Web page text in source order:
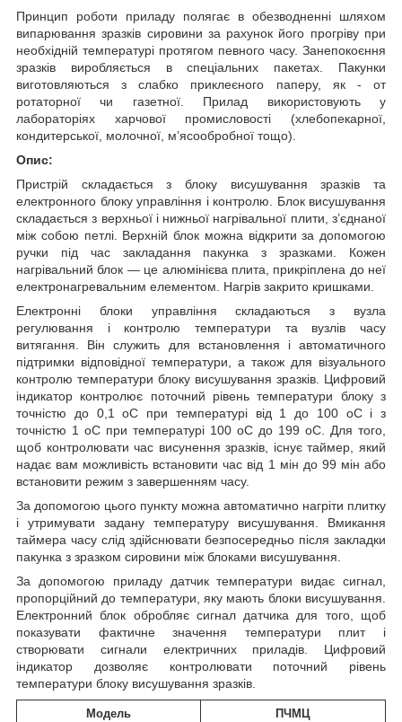
Принцип роботи приладу полягає в обезводненні шляхом
випарювання зразків сировини за рахунок його прогріву при
необхідній температурі протягом певного часу. Занепокоєння
зразків виробляється в спеціальних пакетах. Пакунки
виготовляються з слабко приклеєного паперу, як - от
ротаторної чи газетної. Прилад використовують у
лабораторіях харчової промисловості (хлебопекарної,
кондитерської, молочної, м’ясообробної тощо).
Опис:
Пристрій складається з блоку висушування зразків та
електронного блоку управління і контролю. Блок висушування
складається з верхньої і нижньої нагрівальної плити, з’єднаної
між собою петлі. Верхній блок можна відкрити за допомогою
ручки під час закладання пакунка з зразками. Кожен
нагрівальний блок — це алюмінієва плита, прикріплена до неї
електронагревальним елементом. Нагрів закрито кришками.
Електронні блоки управління складаються з вузла
регулювання і контролю температури та вузлів часу
витягання. Він служить для встановлення і автоматичного
підтримки відповідної температури, а також для візуального
контролю температури блоку висушування зразків. Цифровий
індикатор контролює поточний рівень температури блоку з
точністю до 0,1 oC при температурі від 1 до 100 оС і з
точністю 1 oC при температурі 100 oC до 199 oС. Для того,
щоб контролювати час висунення зразків, існує таймер, який
надає вам можливість встановити час від 1 мін до 99 мін або
встановити режим з завершенням часу.
За допомогою цього пункту можна автоматично нагріти плитку
і утримувати задану температуру висушування. Вмикання
таймера часу слід здійснювати безпосередньо після закладки
пакунка з зразком сировини між блоками висушування.
За допомогою приладу датчик температури видає сигнал,
пропорційний до температури, яку мають блоки висушування.
Електронний блок обробляє сигнал датчика для того, щоб
показувати фактичне значення температури плит і
створювати сигнали електричних приладів. Цифровий
індикатор дозволяє контролювати поточний рівень
температури блоку висушування зразків.
Модель ПЧМЦ